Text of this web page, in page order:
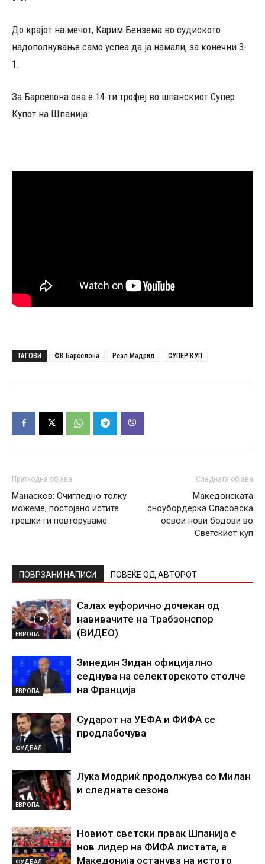
До крајот на мечот, Карим Бензема во судиското
надополнување само успеа да ја намали, за конечни 3-
1.
За Барселона ова е 14-ти трофеј во шпанскиот Супер
Купот на Шпанија.
ТАГОВИ ФК Барселона Реал Мадрид СУПЕР КУП
Претходна објава
Манасков: Очигледно толку
можеме, постојано истите
грешки ги повторуваме
Следната објава
Македонската
сноубордерка Спасовска
освои нови бодови во
Светскиот куп
ПОВРЗАНИ НАПИСИ ПОВЕЌЕ ОД АВТОРОТ
ЕВРОПА
Салах еуфорично дочекан од
навивачите на Трабзонспор
(ВИДЕО)
ЕВРОПА
Зинедин Зидан официјално
седнува на селекторското столче
на Франција
ФУДБАЛ
Сударот на УЕФА и ФИФА се
продлабочува
ЕВРОПА
Лука Модриќ продолжува со Милан
и следната сезона
ФУДБАЛ
Новиот светски првак Шпанија е
нов лидер на ФИФА листата, а
Македонија останува на истото